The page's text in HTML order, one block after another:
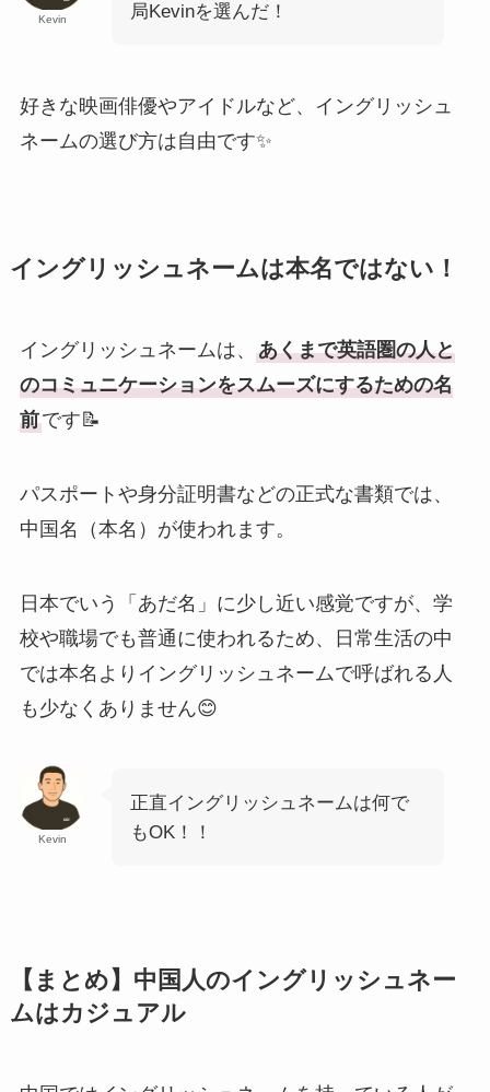
Kevin
局Kevinを選んだ！
好きな映画俳優やアイドルなど、イングリッシュ
ネームの選び方は自由です✨
イングリッシュネームは本名ではない！
イングリッシュネームは、 あくまで英語圏の人と
のコミュニケーションをスムーズにするための名
前です📝
パスポートや身分証明書などの正式な書類では、
中国名（本名）が使われます。
日本でいう「あだ名」に少し近い感覚ですが、学
校や職場でも普通に使われるため、日常生活の中
では本名よりイングリッシュネームで呼ばれる人
も少なくありません😊
Kevin
正直イングリッシュネームは何で
もOK！！
【まとめ】中国人のイングリッシュネー
ムはカジュアル